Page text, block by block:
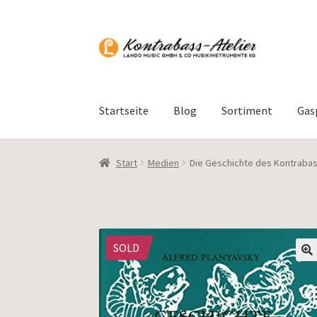
Zur
Navigation
Zum
Inhalt
Startseite Blog Sortiment
Start Medien Die Geschichte des
SOLD